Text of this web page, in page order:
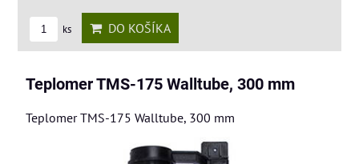
ks DO KOŠÍKA
Teplomer TMS-175 Walltube, 300 mm
Teplomer TMS-175 Walltube, 300 mm